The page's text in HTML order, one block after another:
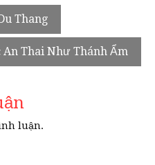
Thang
An Thai Như Thánh Ẩm
luận.